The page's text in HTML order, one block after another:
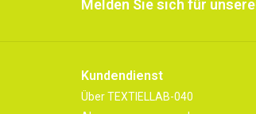
Melden Sie sich für
Kundendienst
Über TEXTIELLAB-040